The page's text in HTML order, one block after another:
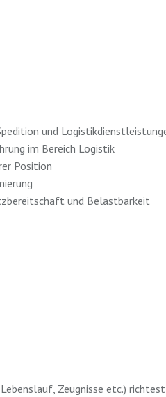
und
im Bereich Logistik
Position
und Belastbarkeit
Zeugnisse etc.)